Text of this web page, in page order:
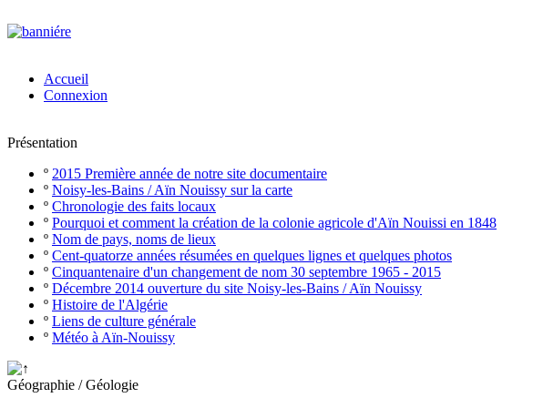
Accueil
Connexion
Présentation
º 2015 Première année de notre site documentaire
º Noisy-les-Bains / Aïn Nouissy sur la carte
º Chronologie des faits locaux
º Pourquoi et comment la création de la colonie agricole d'Aïn Nouissi en 1848
º Nom de pays, noms de lieux
º Cent-quatorze années résumées en quelques lignes et quelques photos
º Cinquantenaire d'un changement de nom 30 septembre 1965 - 2015
º Décembre 2014 ouverture du site Noisy-les-Bains / Aïn Nouissy
º Histoire de l'Algérie
º Liens de culture générale
º Météo à Aïn-Nouissy
Géographie / Géologie